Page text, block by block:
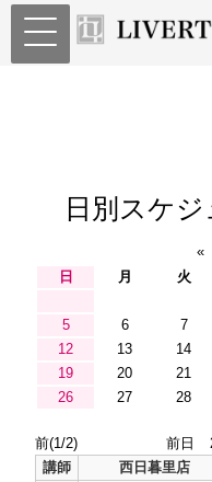
日別スケジ
«
日 月 火
5
6 7
12
13 14
19
20 21
26
27 28
前(1/2) 前日
講師
西日暮里店